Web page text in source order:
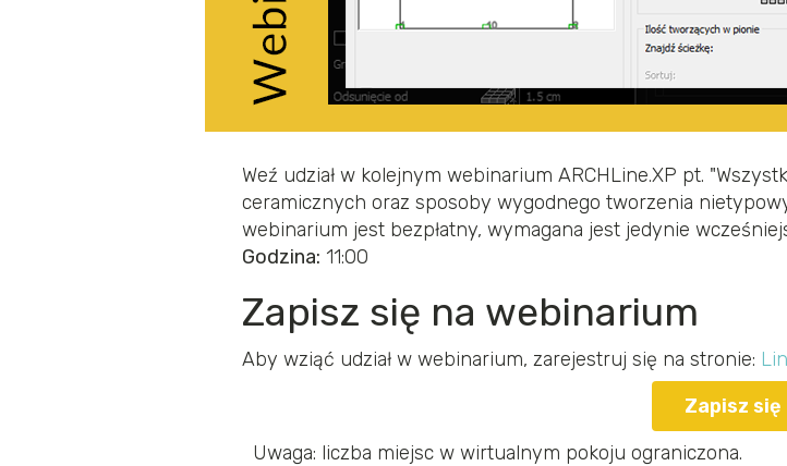
Weź udział w kolejnym webinarium ARCHLine.XP pt.
ceramicznych oraz sposoby wygodnego tworzenia
webinarium jest bezpłatny, wymagana jest jedynie
Godzina: 11:00
Zapisz się na webinarium
Aby wziąć udział w webinarium, zarejestruj się na stronie:
Zapisz się
Uwaga: liczba miejsc w wirtualnym pokoju ograniczona.